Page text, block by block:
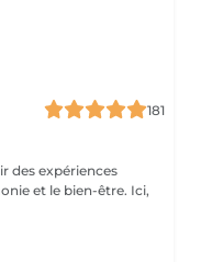
181
des expériences
et le bien-être. Ici,